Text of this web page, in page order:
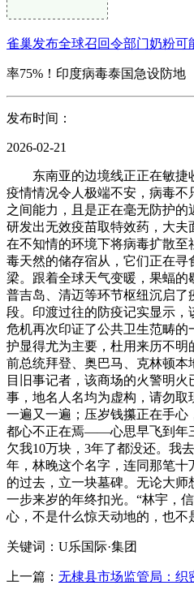
雀巢发布全球召回令部门奶粉可
率75%！印度病毒泰国急设防地
发布时间：
2026-02-21
东南亚的边境线正正在敏捷收
疫情情况令人极端不安，病毒
之间能力，且是正在毫无防护
研发出无效疫苗取特效药，大夫
在不知情的环境下将病毒扩散
毒天然的储存宿从，它们正在
梁。跟着全球天气变暖，果蝠
普吉岛、清迈等环节枢纽沉启
段。印渡过往的防疫记实显示
危机再次印证了公共卫生范畴
护显得尤为主要，杜用来历不明
前总统拜登、奥巴马、克林顿本
目旧事记者，该商场的火警明
事，地名人名均为虚构，请勿
一遍又一遍；压岁钱攥正在手
都心不正在焉——心思早飞到年
欠我10万块，3年了都没还。我
年，林晚这个名字，连同那笔
的过去，立一块墓碑。无论大
一步来岁的年终扣光。“林宇，
心，不是什么惊天动地的，也不
关键词：U乐国际·集团
上一篇： 无棣县市场监管局：织